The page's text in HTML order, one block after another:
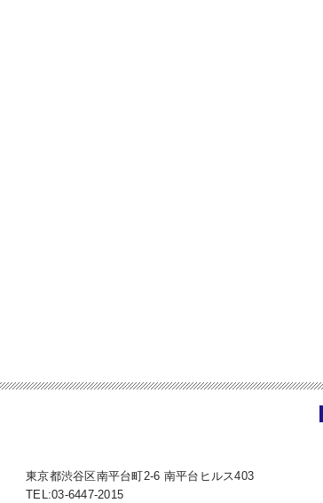
東京都渋谷区南平台町2-6 南平台ヒルス403
TEL:03-6447-2015